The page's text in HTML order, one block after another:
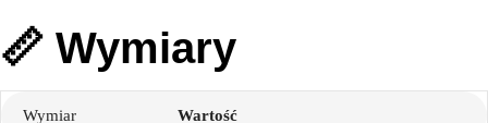
📏 Wymiary
Wymiar Wartość